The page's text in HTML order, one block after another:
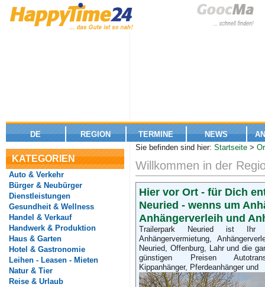
DE REGION TERMINE NEWS
KATEGORIEN
Auto & Verkehr
Bürger & Neubürger
Dienstleistungen
Gesundheit & Wellness
Handel & Verkauf
Handwerk & Produktion
Haus & Garten
Hotel & Gastronomie
Leihen - Leasen - Mieten
Natur & Tier
Reise & Urlaub
Mitwachsende Schülermöbel -
Ergonomie von Anfang an.
Gebäudereinigung,
Glasreinigung und mehr
Der erfolgreiche Weg zu deiner
Wunschfigur
Sie befinden sind hier: Startseite >
Willkommen in der
Hier vor Ort - für Dich
Neuried - wenns um
Anhängerverleih und
Trailerpark Neuried ist Ihr
Anhängervermietung,
Neuried, Offenburg, Lahr und die
günstigen Preisen
Kippanhänger, Pferdeanhänger und